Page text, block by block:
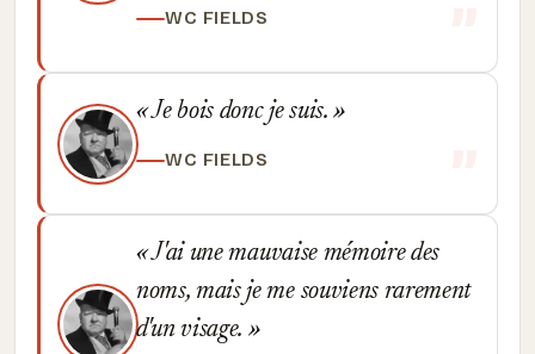
WC FIELDS
Je bois donc je suis.
WC FIELDS
J'ai une mauvaise mémoire des
noms, mais je me souviens rarement
d'un visage.